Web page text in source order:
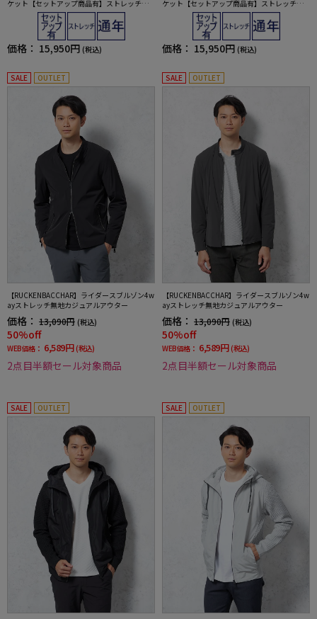
ケット【セットアップ商品有】ストレッチ無
価格： 15,950円 (税込)
ケット【セットアップ商品有】ストレッチ無
価格： 15,950円 (税込)
SALE OUTLET
【RUCKENBACCHAR】ライダースブルゾン4w
ayストレッチ無地カジュアルアウター
価格： 13,090円 (税込)
50%off
WEB価格： 6,589円 (税込)
2点目半額セール対象商品
SALE OUTLET
【RUCKENBACCHAR】ライダースブルゾン4w
ayストレッチ無地カジュアルアウター
価格： 13,090円 (税込)
50%off
WEB価格： 6,589円 (税込)
2点目半額セール対象商品
SALE OUTLET SALE OUTLET